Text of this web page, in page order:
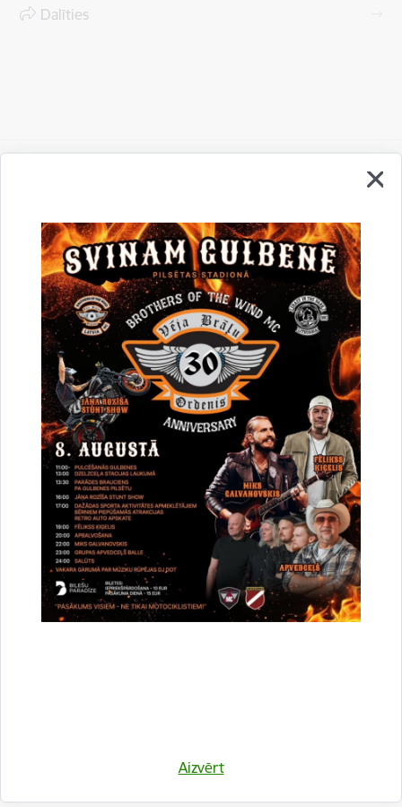
Aizvērt
Dalīties
Vai šī informācija bija noderīga?
Sniegt atsauksmi
Esi pirmais, kurš uzzina!
Piesakies jaunumu saņemšanai savā e-pastā.